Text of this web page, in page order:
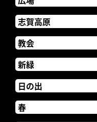
志賀高原
教会
新緑
日の出
春